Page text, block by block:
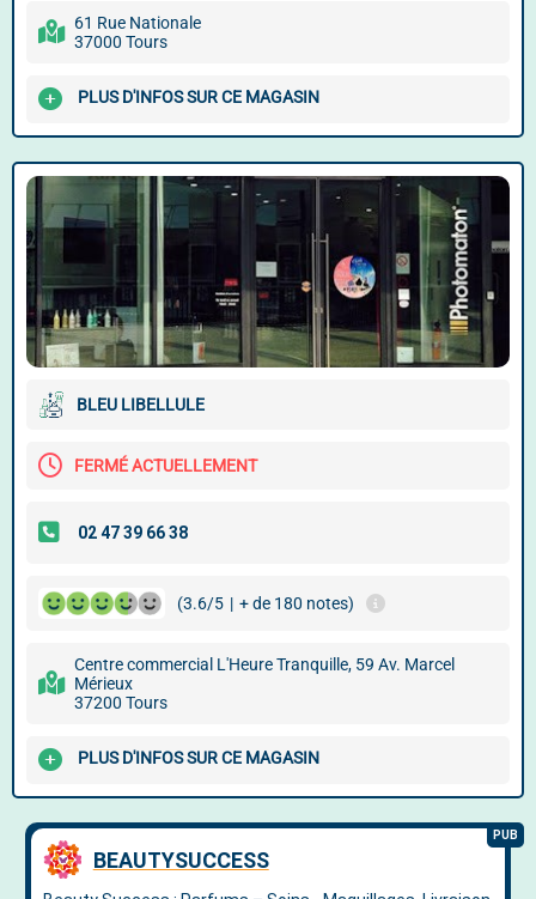
61 Rue Nationale
37000 Tours
PLUS D'INFOS SUR CE MAGASIN
BLEU LIBELLULE
FERMÉ ACTUELLEMENT
(3.6/5 | + de 180 notes)
Centre commercial L'Heure Tranquille, 59 Av. Marcel
Mérieux
37200 Tours
PLUS D'INFOS SUR CE MAGASIN